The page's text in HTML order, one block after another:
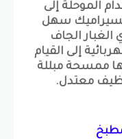
الموحلة إلى
سهل
الجاف
إلى القيام
ممسحة مبللة
معتدل.